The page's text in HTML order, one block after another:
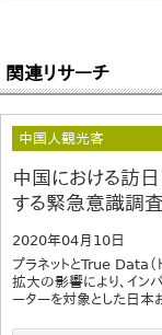
関連リサーチ
中国人観光客
中国における訪
する緊急意識調査
2020年04月10日
プラネットとTrue Data
拡大の影響により、イン
ーターを対象とした日